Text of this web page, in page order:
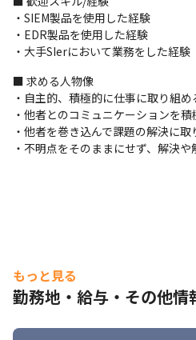
当社では他社に先駆けて、Palo
ラットフォーム“Cortex XSIAM”の
支援の案件数の増大に伴い、ともに
んでいただく新たなメンバーを募集
・SIEM製品を使用した経験
・EDR製品を使用した経験
・大手SIerにおいて業務をした経験
■ 求める人物像
・自主的、積極的に仕事に取り組め
・他者とのコミュニケーションを
・他者を巻き込んで課題の解決に
・不明点をそのままにせず、解決
もっと見る
勤務地・給与・その他情